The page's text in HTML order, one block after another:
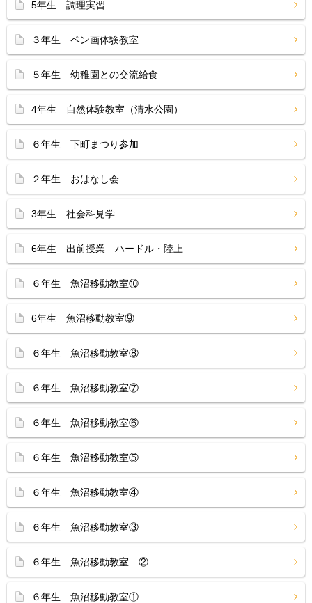
5年生 調理実習
３年生 ペン画体験教室
５年生 幼稚園との交流給食
4年生 自然体験教室（清水公園）
６年生 下町まつり参加
２年生 おはなし会
3年生 社会科見学
6年生 出前授業 ハードル・陸上
６年生 魚沼移動教室⑩
6年生 魚沼移動教室⑨
６年生 魚沼移動教室⑧
６年生 魚沼移動教室⑦
６年生 魚沼移動教室⑥
６年生 魚沼移動教室⑤
６年生 魚沼移動教室④
６年生 魚沼移動教室③
６年生 魚沼移動教室 ②
６年生 魚沼移動教室①